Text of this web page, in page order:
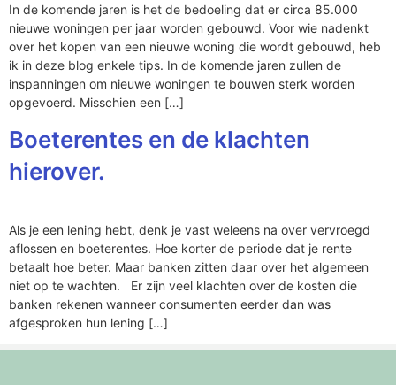
In de komende jaren is het de bedoeling dat er circa 85.000
nieuwe woningen per jaar worden gebouwd. Voor wie nadenkt
over het kopen van een nieuwe woning die wordt gebouwd, heb
ik in deze blog enkele tips. In de komende jaren zullen de
inspanningen om nieuwe woningen te bouwen sterk worden
opgevoerd. Misschien een […]
Boeterentes en de klachten
hierover.
Als je een lening hebt, denk je vast weleens na over vervroegd
aflossen en boeterentes. Hoe korter de periode dat je rente
betaalt hoe beter. Maar banken zitten daar over het algemeen
niet op te wachten. Er zijn veel klachten over de kosten die
banken rekenen wanneer consumenten eerder dan was
afgesproken hun lening […]